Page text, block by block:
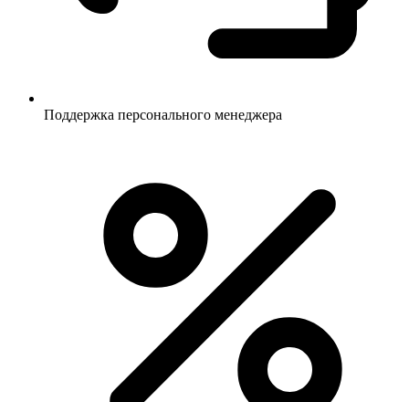
Поддержка персонального менеджера